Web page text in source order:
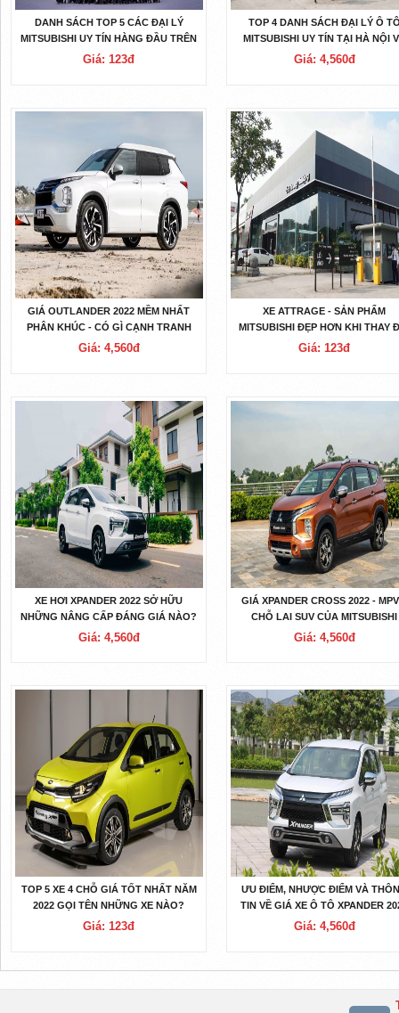
DANH SÁCH TOP 5 CÁC ĐẠI LÝ
MITSUBISHI UY TÍN HÀNG ĐẦU TRÊN
TOÀN QUỐC
Giá: 123đ
TOP 4 DANH SÁCH ĐẠI LÝ Ô
MITSUBISHI UY TÍN TẠI HÀ NỘI
TP.HCM
Giá: 4,560đ
GIÁ OUTLANDER 2022 MỀM NHẤT
PHÂN KHÚC - CÓ GÌ CẠNH TRANH
VỚI ĐỐI THỦ?
Giá: 4,560đ
XE ATTRAGE - SẢN PHẨM
MITSUBISHI ĐẸP HƠN KHI THAY
HOÀN TOÀN
Giá: 123đ
XE HƠI XPANDER 2022 SỞ HỮU
NHỮNG NÂNG CẤP ĐÁNG GIÁ NÀO?
Giá: 4,560đ
GIÁ XPANDER CROSS 2022 -
CHỖ LAI SUV CỦA MITSUBISHI
Giá: 4,560đ
TOP 5 XE 4 CHỖ GIÁ TỐT NHẤT NĂM
2022 GỌI TÊN NHỮNG XE NÀO?
Giá: 123đ
ƯU ĐIỂM, NHƯỢC ĐIỂM VÀ
TIN VỀ GIÁ XE Ô TÔ XPANDER
MỚI NHẤT
Giá: 4,560đ